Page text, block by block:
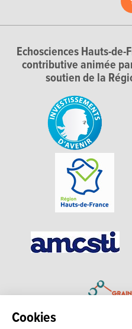
Cookies
Echosciences Hauts-
contributive animée
soutien de la